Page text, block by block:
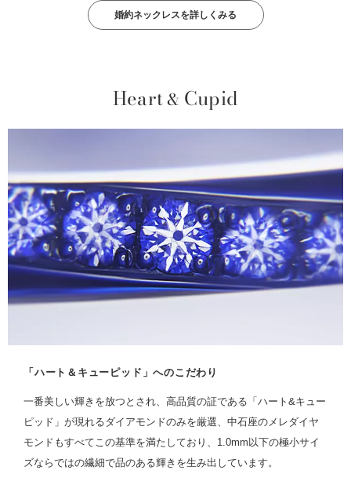
婚約ネックレスを詳しくみる
Heart& Cupid
「ハート＆キューピッド」へのこだわり
一番美しい輝きを放つとされ、高品質の証である「ハート&キュー
ピッド」が現れるダイアモンドのみを厳選、中石座のメレダイヤ
モンドもすべてこの基準を満たしており、1.0mm以下の極小サイ
ズならではの繊細で品のある輝きを生み出しています。